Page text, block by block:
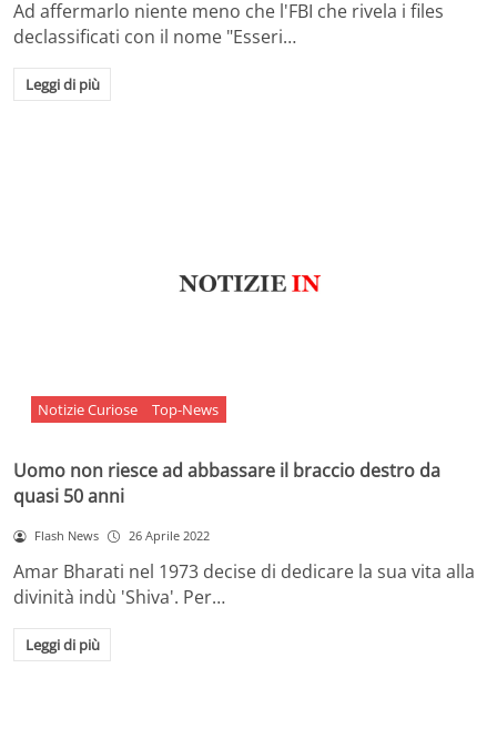
Ad affermarlo niente meno che l'FBI che rivela i files
declassificati con il nome "Esseri…
Leggi di più
Notizie Curiose Top-News
Uomo non riesce ad abbassare il braccio destro da
quasi 50 anni
Flash News 26 Aprile 2022
Amar Bharati nel 1973 decise di dedicare la sua vita alla
divinità indù 'Shiva'. Per…
Leggi di più